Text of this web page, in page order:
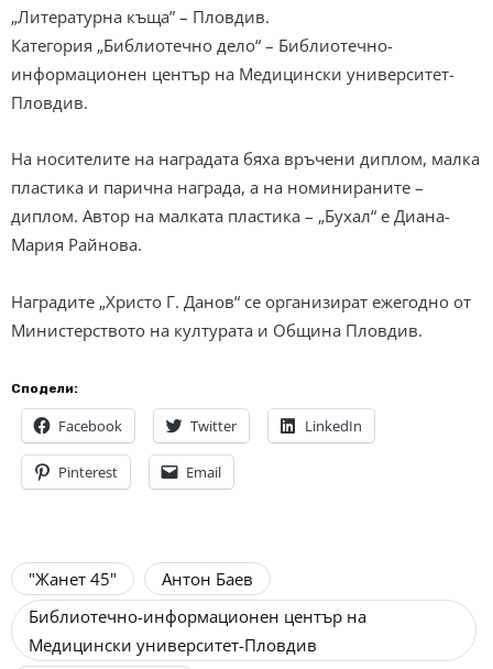
„Литературна къща” – Пловдив.
Категория „Библиотечно дело“ – Библиотечно-
информационен център на Медицински университет-
Пловдив.
На носителите на наградата бяха връчени диплом, малка
пластика и парична награда, а на номинираните –
диплом. Автор на малката пластика – „Бухал“ е Диана-
Мария Райнова.
Наградите „Христо Г. Данов“ се организират ежегодно от
Министерството на културата и Община Пловдив.
Сподели:
Facebook Twitter LinkedIn
Pinterest Email
"Жанет 45"
Антон Баев
Библиотечно-информационен център на
Медицински университет-Пловдив